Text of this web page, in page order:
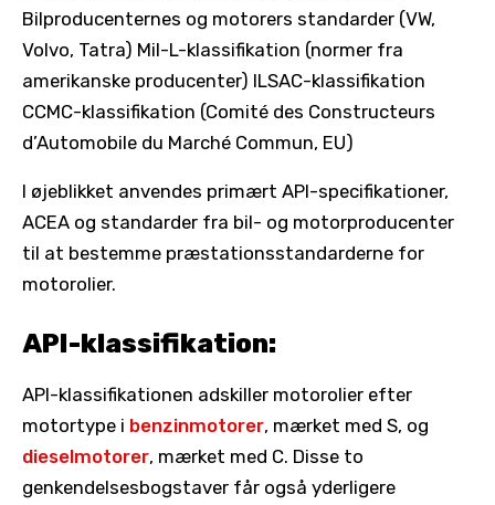
Bilproducenternes og motorers standarder (VW,
Volvo, Tatra) Mil-L-klassifikation (normer fra
amerikanske producenter) ILSAC-klassifikation
CCMC-klassifikation (Comité des Constructeurs
d’Automobile du Marché Commun, EU)
I øjeblikket anvendes primært API-specifikationer,
ACEA og standarder fra bil- og motorproducenter
til at bestemme præstationsstandarderne for
motorolier.
API-klassifikation:
API-klassifikationen adskiller motorolier efter
motortype i benzinmotorer, mærket med S, og
dieselmotorer, mærket med C. Disse to
genkendelsesbogstaver får også yderligere